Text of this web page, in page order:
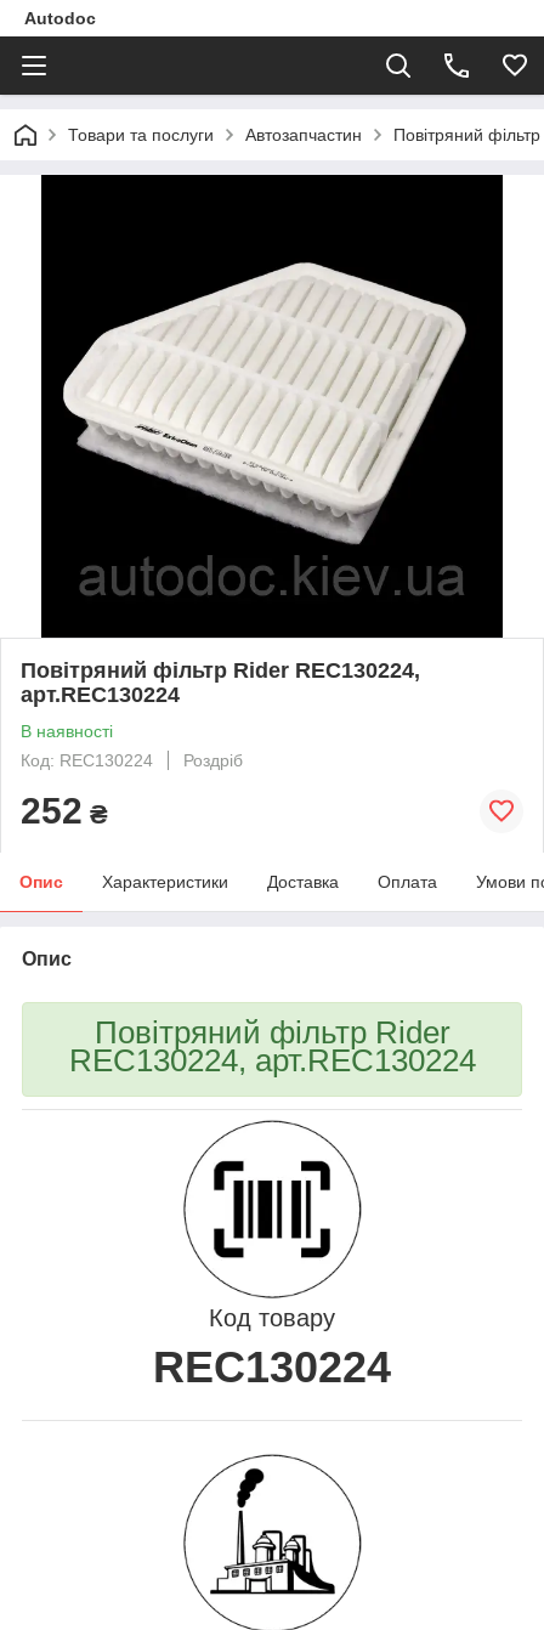
Autodoc
Товари та послуги Автозапчастин Повітряний
Повітряний фільтр Rider REC130224,
арт.REC130224
В наявності
Код: REC130224
Роздріб
252 ₴
Опис Характеристики Доставка Оплата Умови
Опис
Повітряний фільтр Rider
REC130224, арт.REC130224
Код товару
REC130224